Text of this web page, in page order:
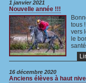
1 janvier 2021
Nouvelle année !!!
tous
vers
le
16 décembre 2020
Anciens élèves à haut